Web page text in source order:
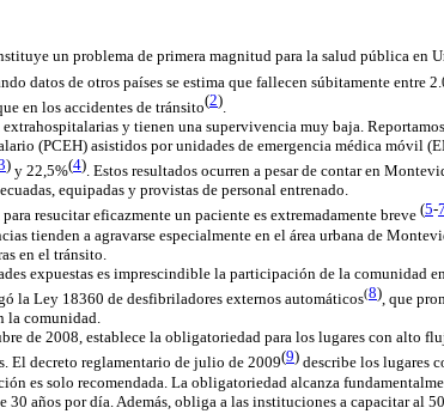
un problema de primera magnitud para la salud pública en
datos de otros países se estima que fallecen súbitamente entre
en los accidentes de tránsito(2)
extrahospitalarias y tienen una supervivencia muy baja.
(PCEH) asistidos por unidades de emergencia médica móvil
) y 22,5%(4). Estos resultados ocurren a pesar de contar en
equipadas y provistas de personal entrenado.
resucitar eficazmente un paciente es extremadamente breve (5-7
tienden a agravarse especialmente en el área urbana de
en el tránsito.
expuestas es imprescindible la participación de la comunidad
la Ley 18360 de desfibriladores externos automáticos(8), que
la comunidad.
de 2008, establece la obligatoriedad para los lugares con alto
El decreto reglamentario de julio de 2009(9) describe los lugares
es solo recomendada. La obligatoriedad alcanza
30 años por día. Además, obliga a las instituciones a capacitar al